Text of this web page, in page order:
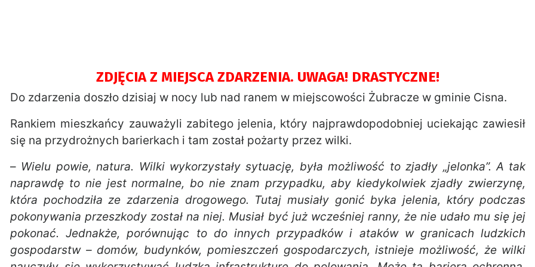
ZDJĘCIA Z MIEJSCA ZDARZENIA. UWAGA! DRASTYCZNE!
Do zdarzenia doszło dzisiaj w nocy lub nad ranem w miejscowości Żubracze w gminie Cisna.
Rankiem mieszkańcy zauważyli zabitego jelenia, który najprawdopodobniej uciekając zawiesił
się na przydrożnych barierkach i tam został pożarty przez wilki.
– Wielu powie, natura. Wilki wykorzystały sytuację, była możliwość to zjadły „jelonka”. A tak
naprawdę to nie jest normalne, bo nie znam przypadku, aby kiedykolwiek zjadły zwierzynę,
która pochodziła ze zdarzenia drogowego. Tutaj musiały gonić byka jelenia, który podczas
pokonywania przeszkody został na niej. Musiał być już wcześniej ranny, że nie udało mu się jej
pokonać. Jednakże, porównując to do innych przypadków i ataków w granicach ludzkich
gospodarstw – domów, budynków, pomieszczeń gospodarczych, istnieje możliwość, że wilki